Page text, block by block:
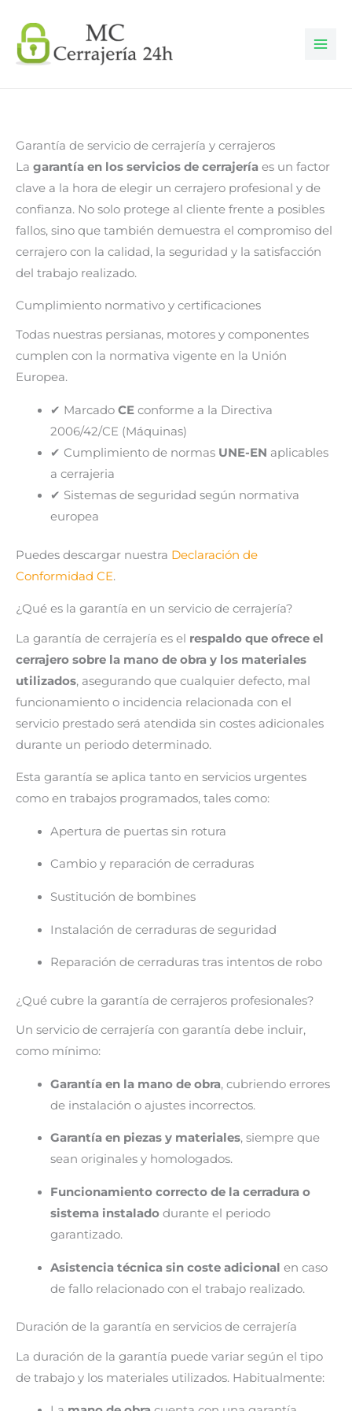
contenido
Garantía de servicio de cerrajería y cerrajeros
La garantía en los servicios de cerrajería es un factor
clave a la hora de elegir un cerrajero profesional y de
confianza. No solo protege al cliente frente a posibles
fallos, sino que también demuestra el compromiso del
cerrajero con la calidad, la seguridad y la satisfacción
del trabajo realizado.
Cumplimiento normativo y certificaciones
Todas nuestras persianas, motores y componentes
cumplen con la normativa vigente en la Unión
Europea.
✔ Marcado CEconforme a la Directiva
2006/42/CE (Máquinas)
✔ Cumplimiento de normas UNE-EN aplicables
a cerrajeria
✔ Sistemas de seguridad según normativa
europea
Puedes descargar nuestra Declaración de
Conformidad CE.
¿Qué es la garantía en un servicio de cerrajería?
La garantía de cerrajería es el respaldo que ofrece el
cerrajero sobre la mano de obra y los materiales
utilizados, asegurando que cualquier defecto, mal
funcionamiento o incidencia relacionada con el
servicio prestado será atendida sin costes adicionales
durante un periodo determinado.
Esta garantía se aplica tanto en servicios urgentes
como en trabajos programados, tales como:
Apertura de puertas sin rotura
Cambio y reparación de cerraduras
Sustitución de bombines
Instalación de cerraduras de seguridad
Reparación de cerraduras tras intentos de robo
¿Qué cubre la garantía de cerrajeros profesionales?
Un servicio de cerrajería con garantía debe incluir,
como mínimo:
Garantía en la mano de obra, cubriendo errores
de instalación o ajustes incorrectos.
Garantía en piezas y materiales, siempre que
sean originales y homologados.
Funcionamiento correcto de la cerradura o
sistema instaladodurante el periodo
garantizado.
Asistencia técnica sin coste adicional en caso
de fallo relacionado con el trabajo realizado.
Duración de la garantía en servicios de cerrajería
La duración de la garantía puede variar según el tipo
de trabajo y los materiales utilizados. Habitualmente: